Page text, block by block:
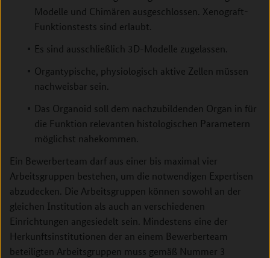
Modelle und Chimären ausgeschlossen. Xenograft-
Funktionstests sind erlaubt.
Es sind ausschließlich 3D-Modelle zugelassen.
Organtypische, physiologisch aktive Zellen müssen
nachweisbar sein.
Das Organoid soll dem nachzubildenden Organ in für
die Funktion relevanten histologischen Parametern
möglichst nahekommen.
Ein Bewerberteam darf aus einer bis maximal vier
Arbeitsgruppen bestehen, um die notwendigen Expertisen
abzu­decken. Die Arbeitsgruppen können sowohl an der
gleichen Institution als auch an verschiedenen
Einrichtungen ­angesiedelt sein. Mindestens eine der
Herkunftsinstitutionen der an einem Bewerberteam
beteiligten Arbeitsgruppen muss gemäß Nummer 3